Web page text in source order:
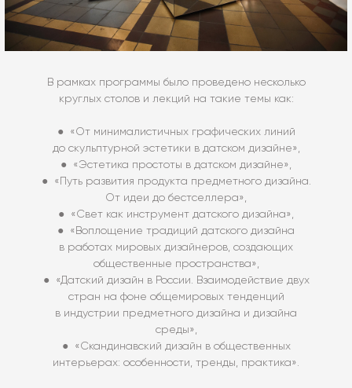
В рамках программы было проведено несколько
круглых столов и лекций на такие темы как:
● «От минималистичных графических линий
до скульптурной эстетики в датском дизайне»,
● «Эстетика простоты в датском дизайне»,
● «Путь развития продукта предметного дизайна.
От идеи до бестселлера»,
● «Свет как инструмент датского дизайна»,
● «Воплощение традиций датского дизайна
в работах мировых дизайнеров, создающих
общественные пространства»,
● «Датский дизайн в России. Взаимодействие двух
стран на фоне общемировых тенденций
в индустрии предметного дизайна и дизайна
среды»,
● «Скандинавский дизайн в общественных
интерьерах: особенности, тренды, практика».